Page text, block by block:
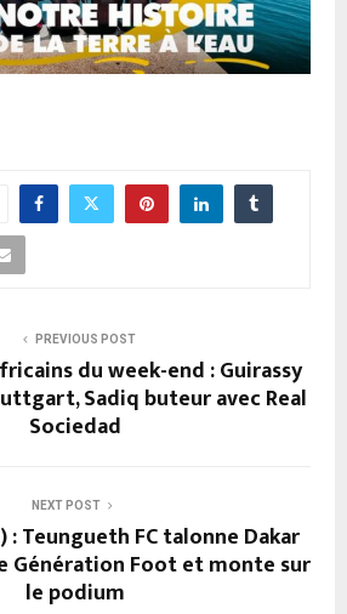
PREVIOUS POST
du week-end : Guirassy
Sadiq buteur avec Real
Sociedad
NEXT POST
: Teungueth FC talonne Dakar
Génération Foot et monte sur
le podium